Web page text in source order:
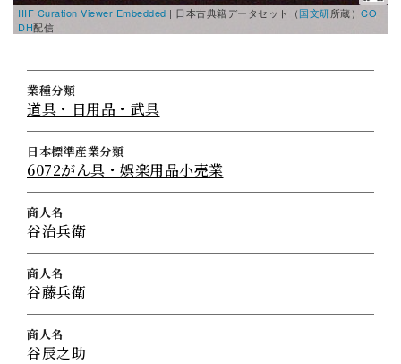
IIIF Curation Viewer Embedded | 日本古典籍データセット（国文研所蔵） CO
DH配信
業種分類
道具・日用品・武具
日本標準産業分類
6072がん具・娯楽用品小売業
商人名
谷治兵衛
商人名
谷藤兵衛
商人名
谷辰之助